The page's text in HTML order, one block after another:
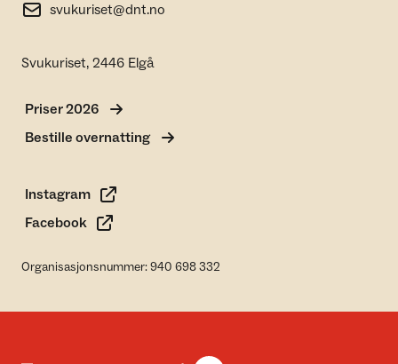
svukuriset@dnt.no
Svukuriset, 2446 Elgå
Priser 2026
Bestille overnatting
Instagram
Facebook
Organisasjonsnummer: 940 698 332